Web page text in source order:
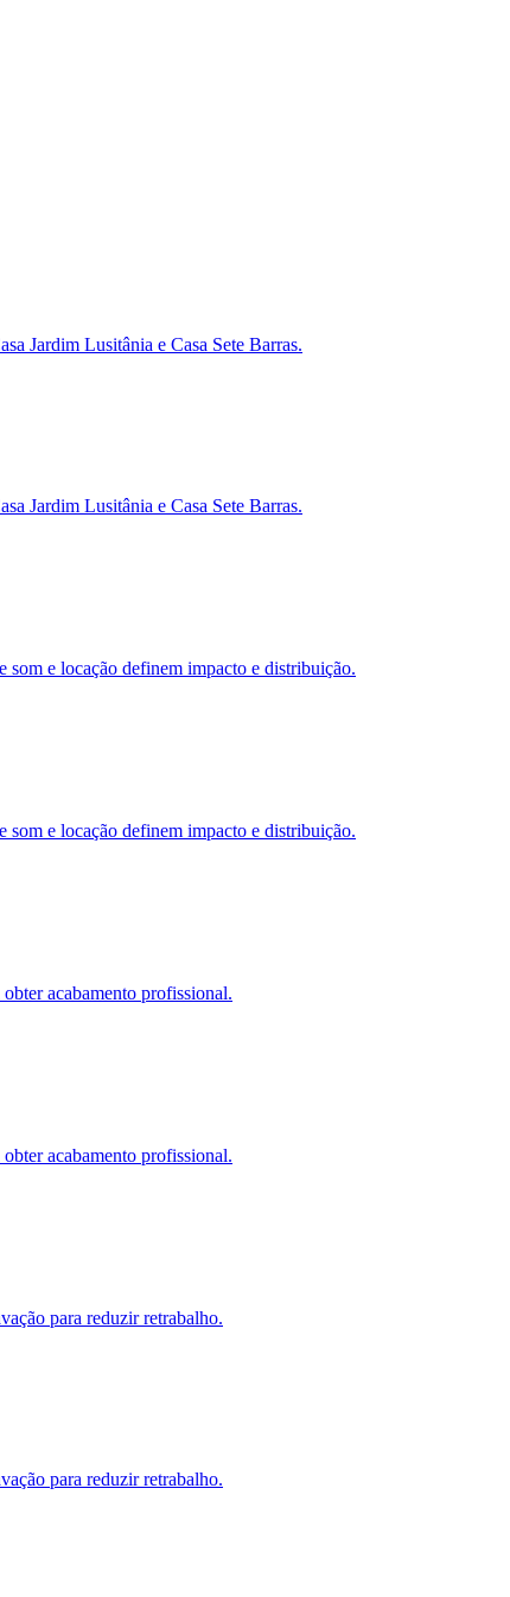
Jardim Lusitânia e Casa Sete Barras.
Jardim Lusitânia e Casa Sete Barras.
som e locação definem impacto e distribuição.
som e locação definem impacto e distribuição.
acabamento profissional.
acabamento profissional.
para reduzir retrabalho.
para reduzir retrabalho.